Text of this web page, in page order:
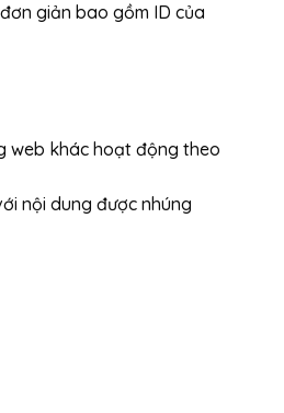
giản bao gồm ID của
web khác hoạt động theo
nội dung được nhúng